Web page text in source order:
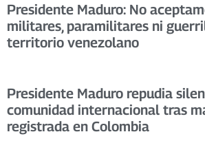
Presidente Maduro: No
militares, paramilitares ni
territorio venezolano
Presidente Maduro repudia
comunidad internacional tras
registrada en Colombia